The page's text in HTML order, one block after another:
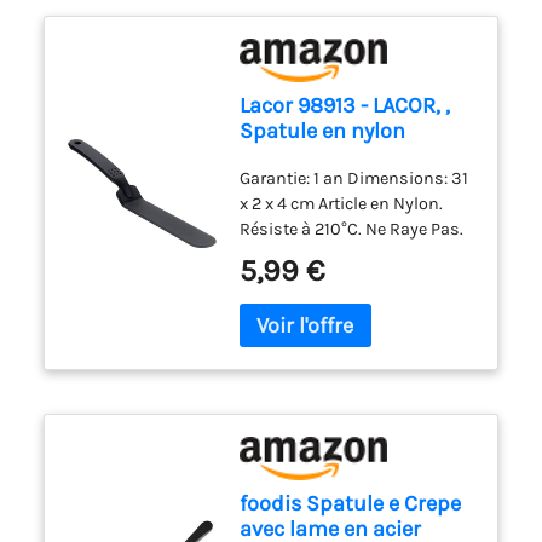
diffusion rapide et optimale
de la chaleur
FabriquÃéen France
Lacor 98913 - LACOR, ,
Spatule en nylon
Garantie: 1 an Dimensions: 31
x 2 x 4 cm Article en Nylon.
Résiste à 210°C. Ne Raye Pas.
5,99 €
foodis Spatule e Crepe
avec lame en acier